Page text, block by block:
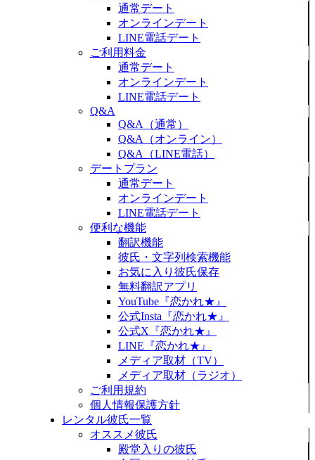
通常デート
オンラインデート
LINE電話デート
ご利用料金
通常デート
オンラインデート
LINE電話デート
Q&A
Q&A（通常）
Q&A（オンライン）
Q&A（LINE電話）
デートプラン
通常デート
オンラインデート
LINE電話デート
便利な機能
翻訳機能
彼氏・文字列検索機能
お気に入り彼氏保存
無料翻訳アプリ
YouTube『恋かれ★』
公式Insta『恋かれ★』
公式X『恋かれ★』
LINE『恋かれ★』
メディア取材（TV）
メディア取材（ラジオ）
ご利用規約
個人情報保護方針
レンタル彼氏一覧
オススメ彼氏
殿堂入りの彼氏